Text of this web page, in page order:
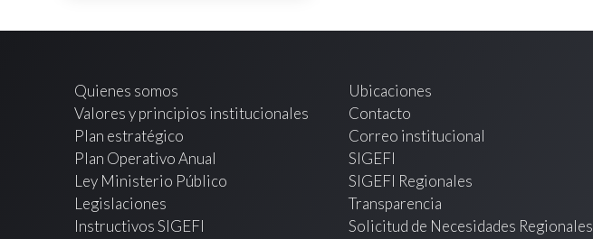
Quienes somos
Valores y principios institucionales
Plan estratégico
Plan Operativo Anual
Ley Ministerio Público
Legislaciones
Instructivos SIGEFI
Ubicaciones
Contacto
Correo institucional
SIGEFI
SIGEFI Regionales
Transparencia
Solicitud de Necesidades Regionales